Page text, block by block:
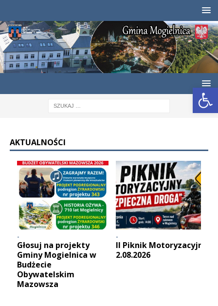
Otwórz pasek narzędzi
AKTUALNOŚCI
-
Głosuj na projekty
Gminy Mogielnica w
Budżecie
Obywatelskim
Mazowsza
-
II Piknik Motoryzacyjny
2.08.2026